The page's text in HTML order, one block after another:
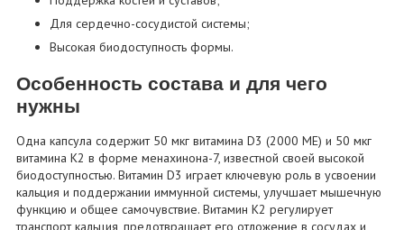
Для сердечно-сосудистой системы;
Высокая биодоступность формы.
Особенность состава и для чего
нужны
Одна капсула содержит 50 мкг витамина D3 (2000 МЕ) и 50 мкг
витамина K2 в форме менахинона-7, известной своей высокой
биодоступностью. Витамин D3 играет ключевую роль в усвоении
кальция и поддержании иммунной системы, улучшает мышечную
функцию и общее самочувствие. Витамин K2 регулирует
транспорт кальция, предотвращает его отложение в сосудах и